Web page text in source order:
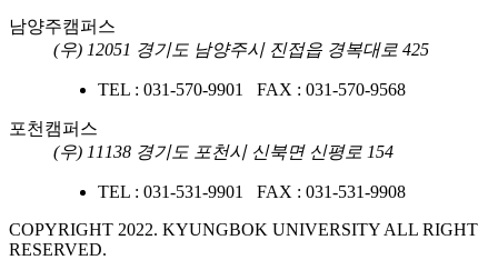
남양주캠퍼스
(우) 12051 경기도 남양주시 진접읍 경복대로 425
TEL : 031-570-9901 FAX : 031-570-9568
포천캠퍼스
(우) 11138 경기도 포천시 신북면 신평로 154
TEL : 031-531-9901 FAX : 031-531-9908
COPYRIGHT 2022. KYUNGBOK UNIVERSITY ALL RIGHT
RESERVED.